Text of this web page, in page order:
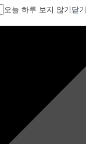
오늘 하루 보지 않기닫기